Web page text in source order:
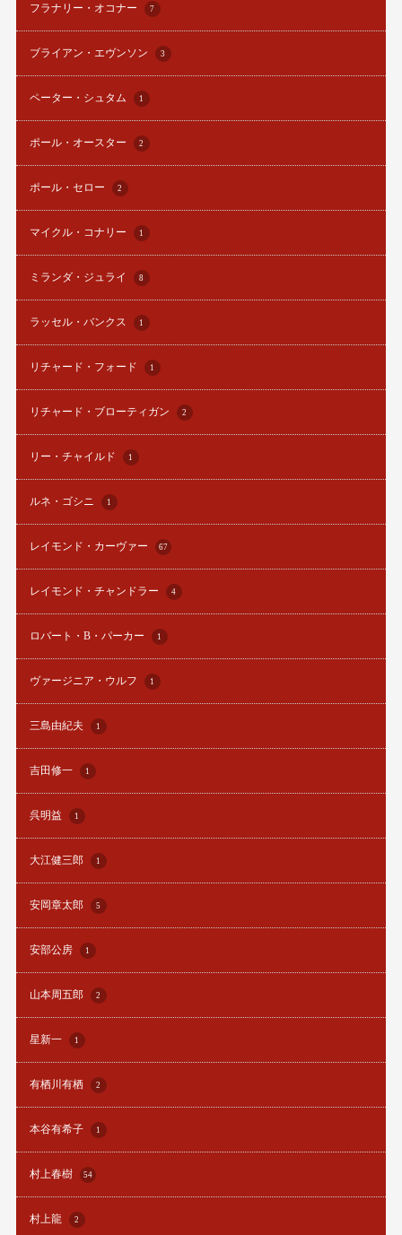
フラナリー・オコナー 7
ブライアン・エヴンソン 3
ペーター・シュタム 1
ポール・オースター 2
ポール・セロー 2
マイクル・コナリー 1
ミランダ・ジュライ 8
ラッセル・バンクス 1
リチャード・フォード 1
リチャード・ブローティガン 2
リー・チャイルド 1
ルネ・ゴシニ 1
レイモンド・カーヴァー 67
レイモンド・チャンドラー 4
ロバート・B・パーカー 1
ヴァージニア・ウルフ 1
三島由紀夫 1
吉田修一 1
呉明益 1
大江健三郎 1
安岡章太郎 5
安部公房 1
山本周五郎 2
星新一 1
有栖川有栖 2
本谷有希子 1
村上春樹 54
村上龍 2